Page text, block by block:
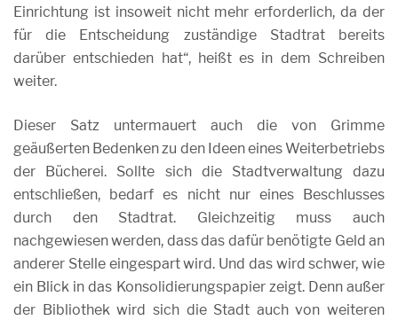
Einrichtung ist insoweit nicht mehr erforderlich, da der
für die Entscheidung zuständige Stadtrat bereits
darüber entschieden hat“, heißt es in dem Schreiben
weiter.
Dieser Satz untermauert auch die von Grimme
geäußerten Bedenken zu den Ideen eines Weiterbetriebs
der Bücherei. Sollte sich die Stadtverwaltung dazu
entschließen, bedarf es nicht nur eines Beschlusses
durch den Stadtrat. Gleichzeitig muss auch
nachgewiesen werden, dass das dafür benötigte Geld an
anderer Stelle eingespart wird. Und das wird schwer, wie
ein Blick in das Konsolidierungspapier zeigt. Denn außer
der Bibliothek wird sich die Stadt auch von weiteren